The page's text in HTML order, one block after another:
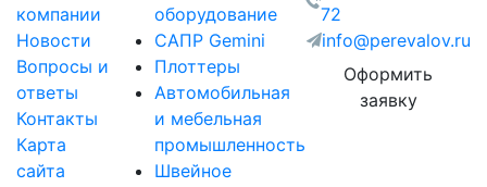
компании
Новости
Вопросы и
ответы
Контакты
Карта
сайта
оборудование
САПР Gemini
Плоттеры
Автомобильная
и мебельная
промышленность
Швейное
72
info@perevalov.ru
Оформить
заявку